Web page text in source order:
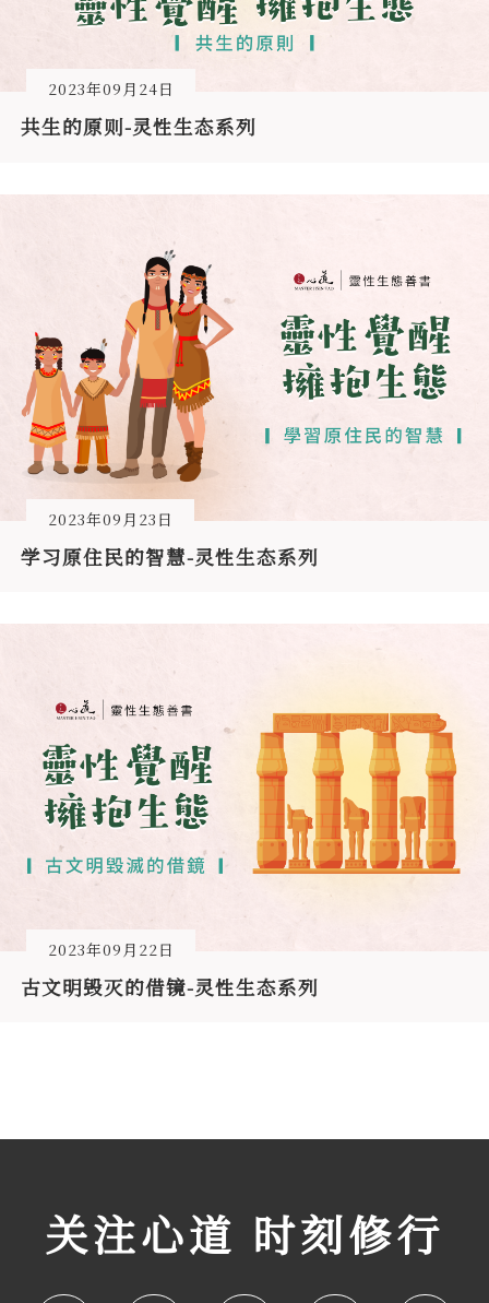
2023年09月24日
共生的原则-灵性生态系列
2023年09月23日
学习原住民的智慧-灵性生态系列
2023年09月22日
古文明毁灭的借镜-灵性生态系列
关注心道 时刻修行